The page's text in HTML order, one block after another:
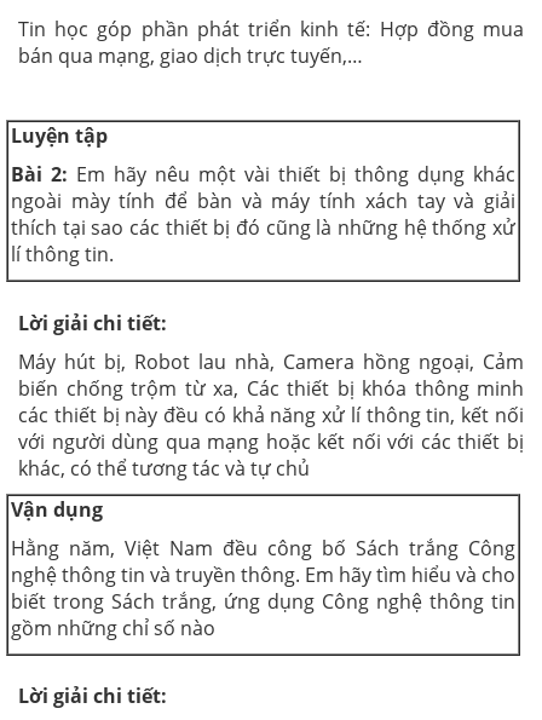
Tin học góp phần phát triển kinh tế: Hợp đồng mua
bán qua mạng, giao dịch trực tuyến,…
Luyện tập
Bài 2: Em hãy nêu một vài thiết bị thông dụng khác
ngoài mày tính để bàn và máy tính xách tay và giải
thích tại sao các thiết bị đó cũng là những hệ thống xử
lí thông tin.
Lời giải chi tiết:
Máy hút bị, Robot lau nhà, Camera hồng ngoại, Cảm
biến chống trộm từ xa, Các thiết bị khóa thông minh
các thiết bị này đều có khả năng xử lí thông tin, kết nối
với người dùng qua mạng hoặc kết nối với các thiết bị
khác, có thể tương tác và tự chủ
Vận dụng
Hằng năm, Việt Nam đều công bố Sách trắng Công
nghệ thông tin và truyền thông. Em hãy tìm hiểu và cho
biết trong Sách trắng, ứng dụng Công nghệ thông tin
gồm những chỉ số nào
Lời giải chi tiết: